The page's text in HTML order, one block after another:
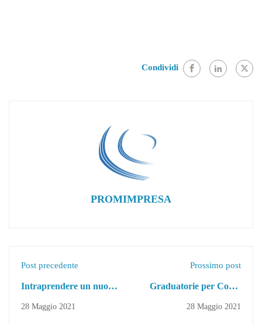
Condividi
PROMIMPRESA
Post precedente
Intraprendere un nuovo
28 Maggio 2021
Prossimo post
Graduatorie per Corso
28 Maggio 2021